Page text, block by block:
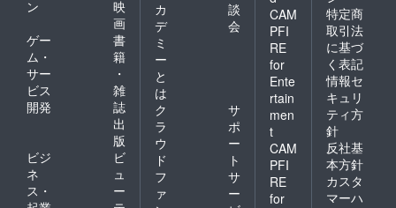
ン
映
画
ゲー
ム・
サー
ビス
開発
書
籍
・
雑
誌
出
版
ビジ
ネ
ス・
ビ
ュ
ー
カ
デ
ミ
ー
と
は
談
会
ク
ラ
ウ
ド
フ
ァ
サ
ポ
ー
ト
サ
ー
CAM
PFI
RE
for
Ente
rtain
men
t
CAM
PFI
RE
for
特定商
取引法
に基づ
く表記
情報セ
キュリ
ティ方
針
反社基
本方針
カスタ
マーハ